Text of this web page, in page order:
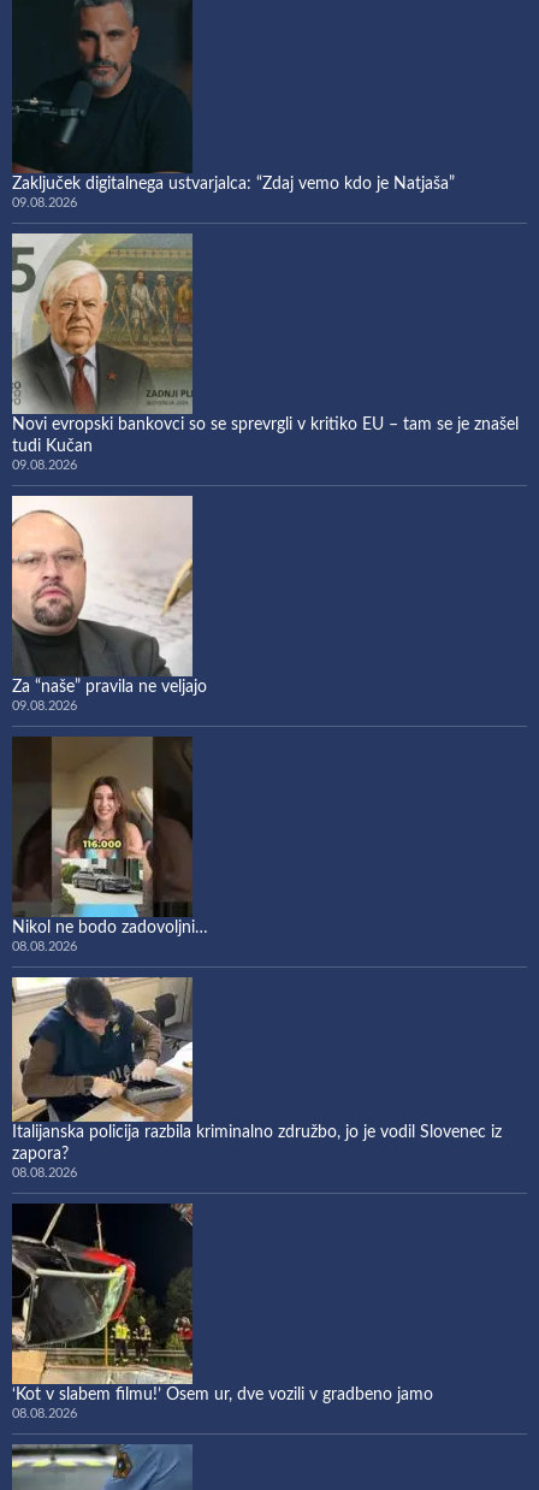
Zaključek digitalnega ustvarjalca: “Zdaj vemo kdo je Natjaša”
09.08.2026
Novi evropski bankovci so se sprevrgli v kritiko EU – tam se je znašel
tudi Kučan
09.08.2026
Za “naše” pravila ne veljajo
09.08.2026
Nikol ne bodo zadovoljni…
08.08.2026
Italijanska policija razbila kriminalno združbo, jo je vodil Slovenec iz
zapora?
08.08.2026
‘Kot v slabem filmu!’ Osem ur, dve vozili v gradbeno jamo
08.08.2026